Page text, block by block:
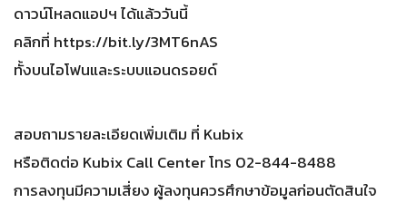
ดาวน์โหลดแอปฯ ได้แล้ววันนี้
คลิกที่ https://bit.ly/3MT6nAS
ทั้งบนไอโฟนและระบบแอนดรอยด์
สอบถามรายละเอียดเพิ่มเติม ที่ Kubix
หรือติดต่อ Kubix Call Center โทร 02-844-8488
การลงทุนมีความเสี่ยง ผู้ลงทุนควรศึกษาข้อมูลก่อนตัดสินใจ